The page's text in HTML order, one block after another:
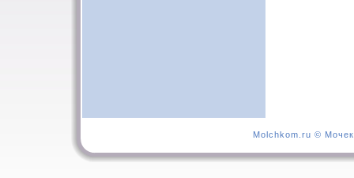
Molchkom.ru ©